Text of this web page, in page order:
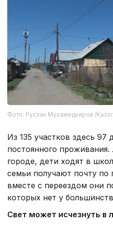
Фото: Руслан Мухамедьяров /
Из 135 участков здесь
постоянного
городе, дети ходят в
семьи получают почту
вместе с переездом они
которых нет у
Свет может исчезнуть в